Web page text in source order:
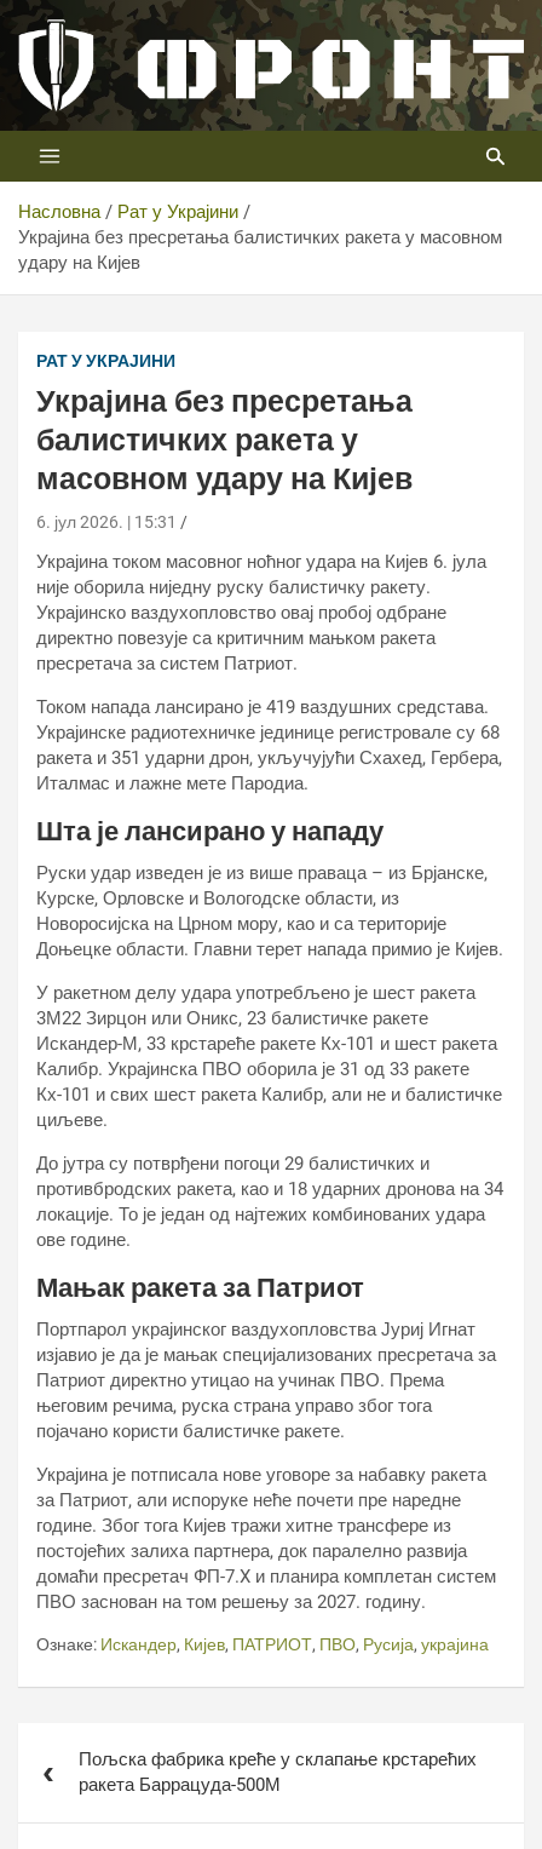
Скип
цонтент
Телевизија ФРОНТ
Први војни канал у Србији
Насловна
Рат у Украјини
Украјина без пресретања балистичких ракета у масовном
удару на Кијев
РАТ У УКРАЈИНИ
Украјина без пресретања
балистичких ракета у
масовном удару на Кијев
6. јул 2026. | 15:31
Украјина током масовног ноћног удара на Кијев 6. јула
није оборила ниједну руску балистичку ракету.
Украјинско ваздухопловство овај пробој одбране
директно повезује са критичним мањком ракета
пресретача за систем Патриот.
Током напада лансирано је 419 ваздушних средстава.
Украјинске радиотехничке јединице регистровале су 68
ракета и 351 ударни дрон, укључујући Схахед, Гербера,
Италмас и лажне мете Пародиа.
Шта је лансирано у нападу
Руски удар изведен је из више праваца – из Брјанске,
Курске, Орловске и Вологодске области, из
Новоросијска на Црном мору, као и са територије
Доњецке области. Главни терет напада примио је Кијев.
У ракетном делу удара употребљено је шест ракета
3М22 Зирцон или Оникс, 23 балистичке ракете
Искандер-М, 33 крстареће ракете Кх-101 и шест ракета
Калибр. Украјинска ПВО оборила је 31 од 33 ракете
Кх-101 и свих шест ракета Калибр, али не и балистичке
циљеве.
До јутра су потврђени погоци 29 балистичких и
противбродских ракета, као и 18 ударних дронова на 34
локације. То је један од најтежих комбинованих удара
ове године.
Мањак ракета за Патриот
Портпарол украјинског ваздухопловства Јуриј Игнат
изјавио је да је мањак специјализованих пресретача за
Патриот директно утицао на учинак ПВО. Према
његовим речима, руска страна управо због тога
појачано користи балистичке ракете.
Украјина је потписала нове уговоре за набавку ракета
за Патриот, али испоруке неће почети пре наредне
године. Због тога Кијев тражи хитне трансфере из
постојећих залиха партнера, док паралелно развија
домаћи пресретач ФП-7.X и планира комплетан систем
ПВО заснован на том решењу за 2027. годину.
Ознаке: Искандер, Кијев, ПАТРИОТ, ПВО, Русија, украјина
чланкаПољска фабрика креће у склапање крстарећих
ракета Баррацуда-500М